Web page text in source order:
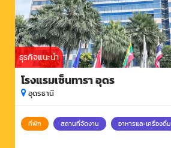
ธุรกิจแนะนำ
โรงแรมเซ็นทารา อุดร
อุดรธานี
ที่พัก สถานที่จัดงาน อาหารและเครื่องดื่ม